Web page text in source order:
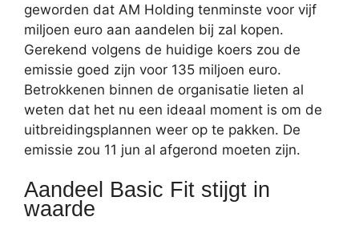
geworden dat AM Holding tenminste voor vijf
miljoen euro aan aandelen bij zal kopen.
Gerekend volgens de huidige koers zou de
emissie goed zijn voor 135 miljoen euro.
Betrokkenen binnen de organisatie lieten al
weten dat het nu een ideaal moment is om de
uitbreidingsplannen weer op te pakken. De
emissie zou 11 jun al afgerond moeten zijn.
Aandeel Basic Fit stijgt in
waarde